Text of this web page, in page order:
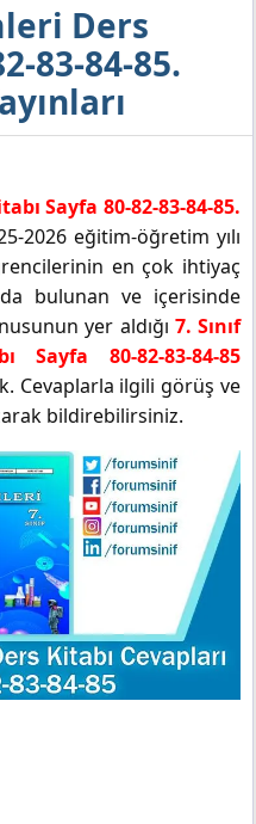
Ders
83-84-85.
Sayfa 80-82-83-84-85.
2026 eğitim-öğretim yılı
en çok ihtiyaç
bulunan ve içerisinde
yer aldığı 7. Sınıf
80-82-83-84-85
Cevaplarla ilgili görüş ve
bildirebilirsiniz.